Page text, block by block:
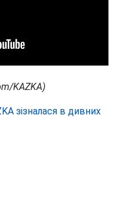
KAZKA)
зізналася в дивних